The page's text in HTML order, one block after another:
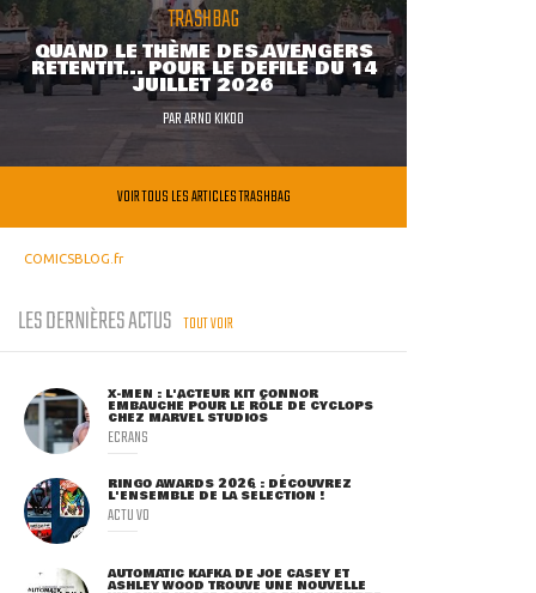
TRASHBAG
QUAND LE THÈME DES AVENGERS
RETENTIT... POUR LE DÉFILÉ DU 14
JUILLET 2026
PARARNO KIKOO
VOIR TOUS LES ARTICLES TRASHBAG
COMICSBLOG.fr
LES DERNIÈRES ACTUS TOUT VOIR
X-MEN : L'ACTEUR KIT CONNOR
EMBAUCHÉ POUR LE RÔLE DE CYCLOPS
CHEZ MARVEL STUDIOS
ECRANS
RINGO AWARDS 2026 : DÉCOUVREZ
L'ENSEMBLE DE LA SÉLECTION !
ACTU VO
AUTOMATIC KAFKA DE JOE CASEY ET
ASHLEY WOOD TROUVE UNE NOUVELLE